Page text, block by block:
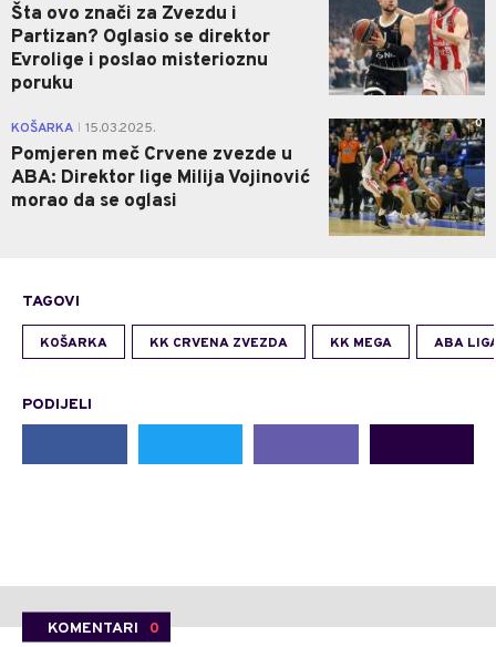
Šta ovo znači za Zvezdu i
Partizan? Oglasio se direktor
Evrolige i poslao misterioznu
poruku
KOŠARKA 15.03.2025.
Pomjeren meč Crvene zvezde u
ABA: Direktor lige Milija Vojinović
morao da se oglasi
0
TAGOVI
KOŠARKA KK CRVENA ZVEZDA KK MEGA ABA
PODIJELI
KOMENTARI 0